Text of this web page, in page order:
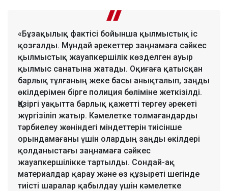
«Бұзақылық фактісі бойынша қылмыстық іс
қозғалды. Мұндай әрекеттер заңнамаға сәйкес
қылмыстық жауапкершілік көзделген ауыр
қылмыс санатына жатады. Оқиғаға қатысқан
барлық тұлғаның жеке басы анықталып, заңды
өкілдерімен бірге полиция бөліміне жеткізілді.
Қазіргі уақытта барлық қажетті тергеу әрекеті
жүргізіліп жатыр. Кәмелетке толмағандарды
тәрбиелеу жөніндегі міндеттерін тиісінше
орындамағаны үшін олардың заңды өкілдері
қолданыстағы заңнамаға сәйкес
жауапкершілікке тартылды. Сондай-ақ
материалдар қарау және өз құзыреті шегінде
тиісті шаралар қабылдау үшін кәмелетке